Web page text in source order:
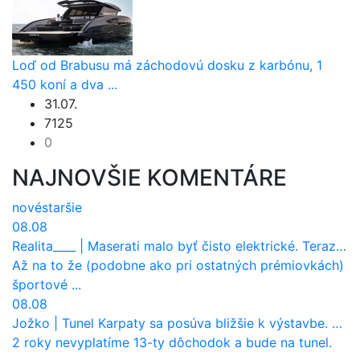
Loď od Brabusu má záchodovú dosku z karbónu, 1
450 koní a dva ...
31.07.
7125
0
NAJNOVŠIE KOMENTÁRE
novéstaršie
08.08
Realita____
Maserati malo byť čisto elektrické. Teraz zisťuje, že potrebuje nový osemvalcový motor
Až na to že (podobne ako pri ostatných prémiovkách)
športové ...
08.08
Jožko
Tunel Karpaty sa posúva bližšie k výstavbe. NDS urobila dôležitý krok
2 roky nevyplatíme 13-ty dôchodok a bude na tunel.